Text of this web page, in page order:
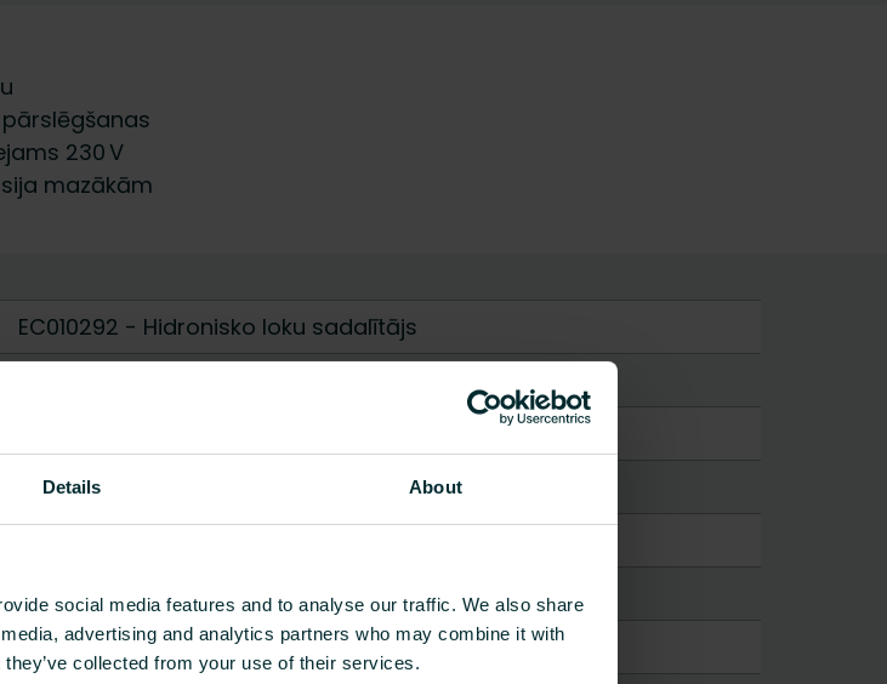
Details About
social media features and to analyse our traffic. We also share
advertising and analytics partners who may combine it with
collected from your use of their services.
230 V
mazākām
EC010292 - Hidronisko loku sadalītājs
Plastmasa
Nē
0